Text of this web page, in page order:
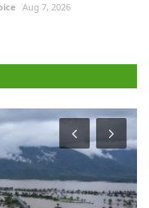
Aug 7, 2026